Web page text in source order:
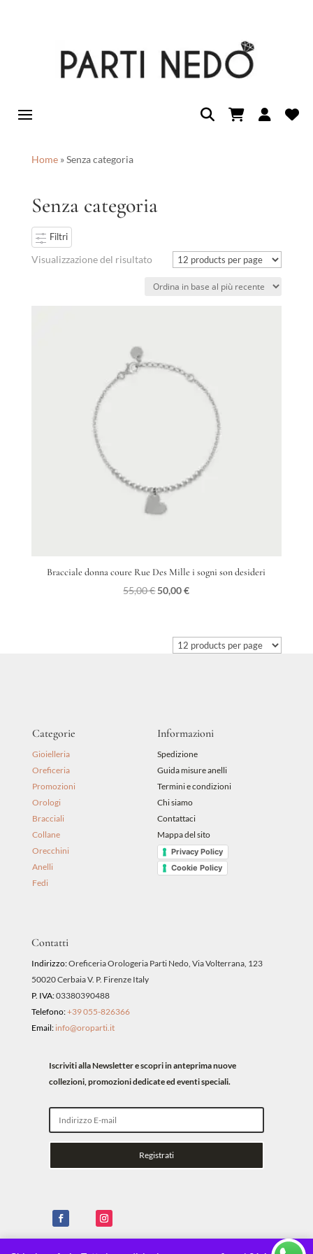
Home»Senza categoria
Senza categoria
Filtri
Visualizzazione del risultato
Bracciale donna coure Rue Des Mille i sogni son desideri
55,00€ Il
era:
55,00 €.
50,00€Il
è:
50,00 €.
Categorie
Gioielleria
Oreficeria
Promozioni
Orologi
Bracciali
Collane
Orecchini
Anelli
Fedi
Informazioni
Spedizione
Guida misure anelli
Termini e condizioni
Chi siamo
Contattaci
Mappa del sito
Privacy Policy
Cookie Policy
Contatti
Indirizzo:Oreficeria Orologeria Parti Nedo, Via Volterrana, 123
50020 Cerbaia V. P. Firenze Italy
P. IVA:03380390488
Telefono:+39 055-826366
Email: info@oroparti.it
Iscriviti alla Newsletter e scopri in anteprima nuove
collezioni, promozioni dedicate ed eventi speciali.
Registrati